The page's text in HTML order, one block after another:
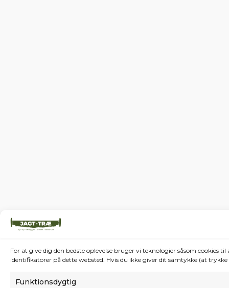
For at give dig den bedste oplevelse bruger vi teknologier såsom
identifikatorer på dette websted. Hvis du ikke giver dit samtykke (at
Funktionsdygtig